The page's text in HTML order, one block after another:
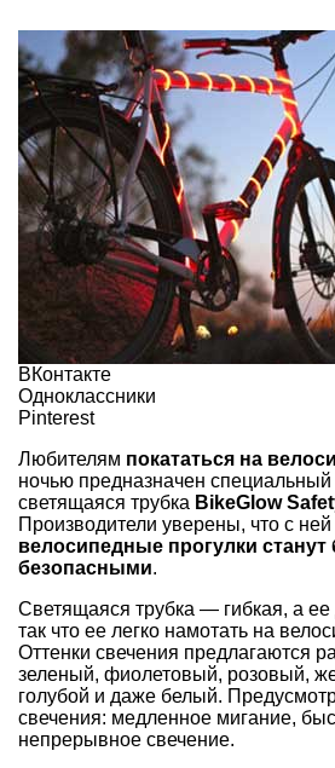
ВКонтакте
Одноклассники
Pinterest
Любителям покататься на
ночью предназначен
светящаяся трубка BikeGlow
Производители уверены, что с
велосипедные прогулки станут
безопасными.
Светящаяся трубка — гибкая, а
так что ее легко намотать на
Оттенки свечения предлагаются
зеленый, фиолетовый, розовый,
голубой и даже белый.
свечения: медленное мигание,
непрерывное свечение.